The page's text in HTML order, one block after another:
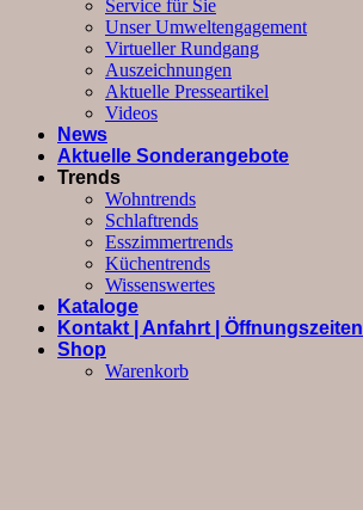
Service für Sie
Unser Umweltengagement
Virtueller Rundgang
Auszeichnungen
Aktuelle Presseartikel
Videos
News
Aktuelle Sonderangebote
Trends
Wohntrends
Schlaftrends
Esszimmertrends
Küchentrends
Wissenswertes
Kataloge
Kontakt | Anfahrt | Öffnungszeiten
Shop
Warenkorb